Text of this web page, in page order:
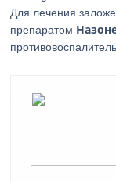
Для лечения
препаратом